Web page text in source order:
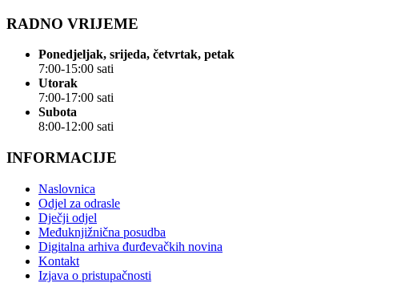
RADNO VRIJEME
Ponedjeljak, srijeda, četvrtak, petak
7:00-15:00 sati
Utorak
7:00-17:00 sati
Subota
8:00-12:00 sati
INFORMACIJE
Naslovnica
Odjel za odrasle
Dječji odjel
Međuknjižnična posudba
Digitalna arhiva đurđevačkih novina
Kontakt
Izjava o pristupačnosti